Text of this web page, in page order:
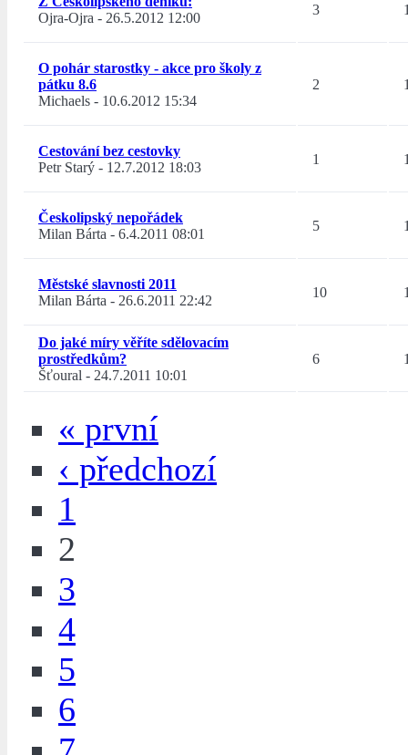
Ojra-Ojra - 26.5.2012 12:00
3
O pohár starostky - akce pro školy z
pátku 8.6
Michaels - 10.6.2012 15:34
2
Cestování bez cestovky
Petr Starý - 12.7.2012 18:03
1
Českolipský nepořádek
Milan Bárta - 6.4.2011 08:01
5
Městské slavnosti 2011
Milan Bárta - 26.6.2011 22:42
10
Do jaké míry věříte sdělovacím
prostředkům?
Šťoural - 24.7.2011 10:01
6
« první
‹ předchozí
1
2
3
4
5
6